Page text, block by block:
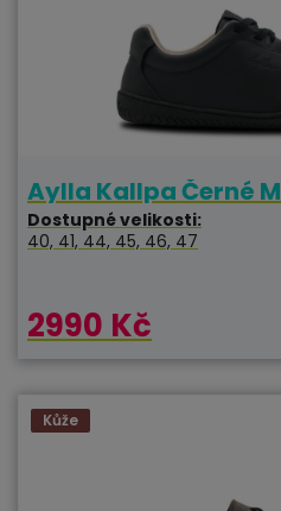
Aylla Kallpa Černé M
Dostupné velikosti:
40, 41, 44, 45, 46, 47
2990 Kč
Kůže